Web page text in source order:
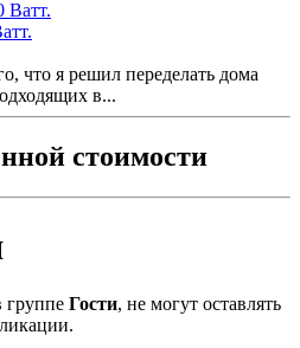
что я решил переделать дома
в...
стоимости
группе Гости, не могут оставлять